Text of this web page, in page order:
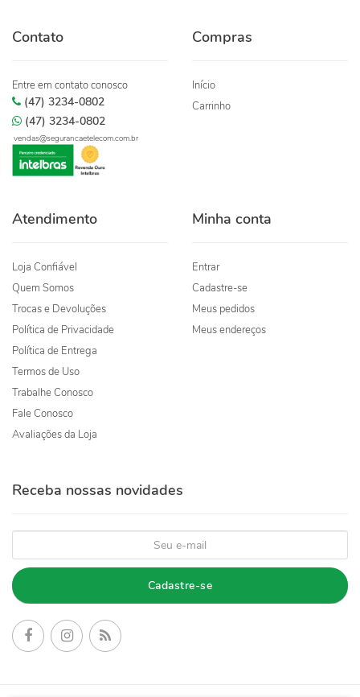
Contato
Entre em contato conosco
(47) 3234-0802
(47) 3234-0802
vendas@segurancaetelecom.com.br
Compras
Início
Carrinho
Atendimento
Loja Confiável
Quem Somos
Trocas e Devoluções
Política de Privacidade
Política de Entrega
Termos de Uso
Trabalhe Conosco
Fale Conosco
Avaliações da Loja
Minha conta
Entrar
Cadastre-se
Meus pedidos
Meus endereços
Receba nossas novidades
Cadastre-se